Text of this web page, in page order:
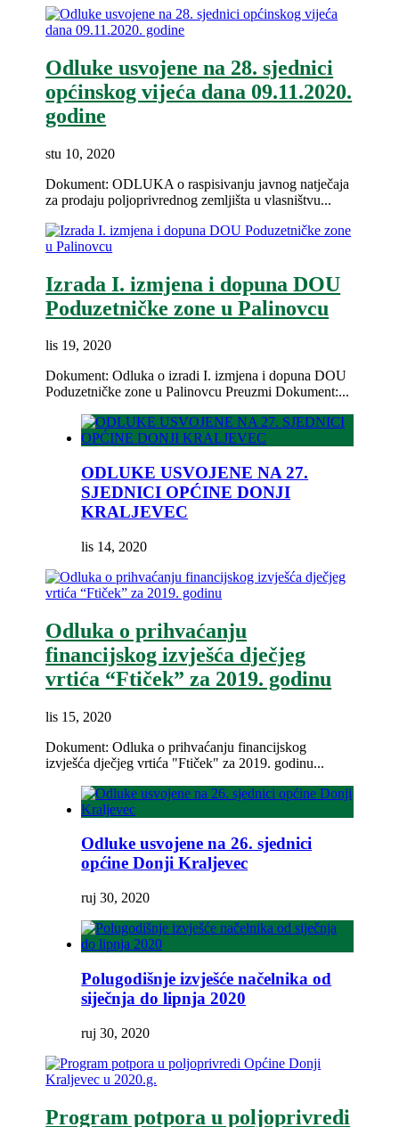
Odluke usvojene na 28. sjednici
općinskog vijeća dana 09.11.2020.
godine
stu 10, 2020
Dokument: ODLUKA o raspisivanju javnog natječaja
za prodaju poljoprivrednog zemljišta u vlasništvu...
Izrada I. izmjena i dopuna DOU
Poduzetničke zone u Palinovcu
lis 19, 2020
Dokument: Odluka o izradi I. izmjena i dopuna DOU
Poduzetničke zone u Palinovcu Preuzmi Dokument:...
ODLUKE USVOJENE NA 27.
SJEDNICI OPĆINE DONJI
KRALJEVEC
lis 14, 2020
Odluka o prihvaćanju
financijskog izvješća dječjeg
vrtića “Ftiček” za 2019. godinu
lis 15, 2020
Dokument: Odluka o prihvaćanju financijskog
izvješća dječjeg vrtića "Ftiček" za 2019. godinu...
Odluke usvojene na 26. sjednici
općine Donji Kraljevec
ruj 30, 2020
Polugodišnje izvješće načelnika od
siječnja do lipnja 2020
ruj 30, 2020
Program potpora u poljoprivredi